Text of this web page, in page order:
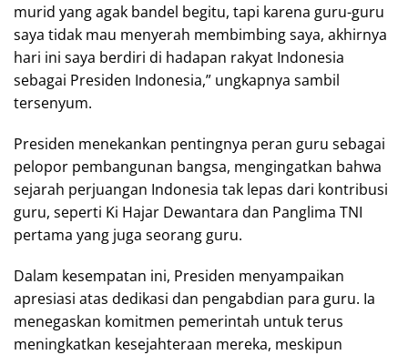
murid yang agak bandel begitu, tapi karena guru-guru
saya tidak mau menyerah membimbing saya, akhirnya
hari ini saya berdiri di hadapan rakyat Indonesia
sebagai Presiden Indonesia,” ungkapnya sambil
tersenyum.
Presiden menekankan pentingnya peran guru sebagai
pelopor pembangunan bangsa, mengingatkan bahwa
sejarah perjuangan Indonesia tak lepas dari kontribusi
guru, seperti Ki Hajar Dewantara dan Panglima TNI
pertama yang juga seorang guru.
Dalam kesempatan ini, Presiden menyampaikan
apresiasi atas dedikasi dan pengabdian para guru. Ia
menegaskan komitmen pemerintah untuk terus
meningkatkan kesejahteraan mereka, meskipun